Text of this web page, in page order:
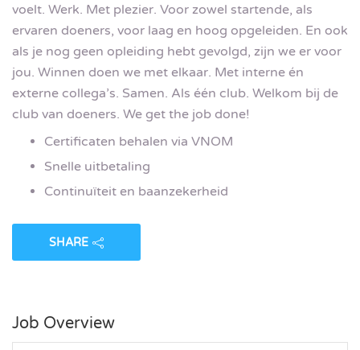
voelt. Werk. Met plezier. Voor zowel startende, als
ervaren doeners, voor laag en hoog opgeleiden. En ook
als je nog geen opleiding hebt gevolgd, zijn we er voor
jou. Winnen doen we met elkaar. Met interne én
externe collega’s. Samen. Als één club. Welkom bij de
club van doeners. We get the job done!
Certificaten behalen via VNOM
Snelle uitbetaling
Continuïteit en baanzekerheid
SHARE
Job Overview